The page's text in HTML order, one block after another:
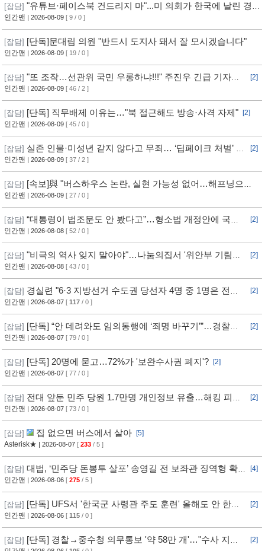
[잡담] "유튜브·페이스북 건드리지 마"...미 의회가 한국에 날린 경
고 [자막뉴스]
인간맨 | 2026-08-09 [ 9 / 0 ]
[잡담] [단독]문대림 의원 "반드시 도지사 돼서 잘 모시겠습니다"
인간맨 | 2026-08-09 [ 19 / 0 ]
[잡담] "또 조작…선관위 국민 우롱하냐!!!" 주진우 긴급 기자회
견 [현장영상] / 채널A
[2]
인간맨 | 2026-08-09 [ 46 / 2 ]
[잡담] [단독] 직무배제 이유는…"북 접근해도 방송·사격 자제"
[2]
인간맨 | 2026-08-09 [ 45 / 0 ]
[잡담] 실존 인물·미성년 같지 않다고 무죄… ‘딥페이크 처벌’ 구
멍
[2]
인간맨 | 2026-08-09 [ 37 / 2 ]
[잡담] [속보]與 "버스하우스 논란, 실현 가능성 없어…해프닝으로
봐달라"
인간맨 | 2026-08-09 [ 27 / 0 ]
[잡담] “대통령이 법조문도 안 봤다고”…형소법 개정안에 국힘
반발 심화
[2]
인간맨 | 2026-08-08 [ 52 / 0 ]
[잡담] "비극의 역사 잊지 말아야"…나눔의집서 '위안부 기림의
날' 행사
[2]
인간맨 | 2026-08-08 [ 43 / 0 ]
[잡담] 경실련 "6·3 지방선거 수도권 당선자 4명 중 1명은 전과
자"
[2]
인간맨 | 2026-08-07 [ 117 / 0 ]
[잡담] [단독] “안 데려와도 임의동행에 ‘죄명 바꾸기’”…경찰서
조직적 개입?
[2]
인간맨 | 2026-08-07 [ 79 / 0 ]
[잡담] [단독] 20명에 묻고…72%가 '보완수사권 폐지'?
[2]
인간맨 | 2026-08-07 [ 77 / 0 ]
[잡담] 전대 앞둔 민주 당원 1.7만명 개인정보 유출…해킹 피해
11개월 동안 몰랐다
[2]
인간맨 | 2026-08-07 [ 73 / 0 ]
[잡담] 집 없으면 버스에서 살아
[5]
Asterisk★ | 2026-08-07 [ 233 / 5 ]
[잡담] 대법, ‘민주당 돈봉투 살포’ 송영길 전 보좌관 징역형 확
정
[4]
인간맨 | 2026-08-06 [ 275 / 5 ]
[잡담] [단독] UFS서 '한국군 사령관 주도 훈련' 올해도 안 한
다... 美, 전작권 전환 신중 기류
[2]
인간맨 | 2026-08-06 [ 115 / 0 ]
[잡담] [단독] 경찰→중수청 의무통보 '약 58만 개'…"수사 지연"
[2]